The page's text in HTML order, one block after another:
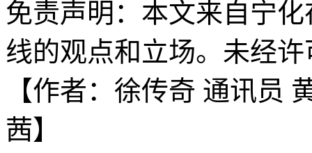
免责声明：本文来自宁
线的观点和立场。未经
【作者：徐传奇 通讯
茜】